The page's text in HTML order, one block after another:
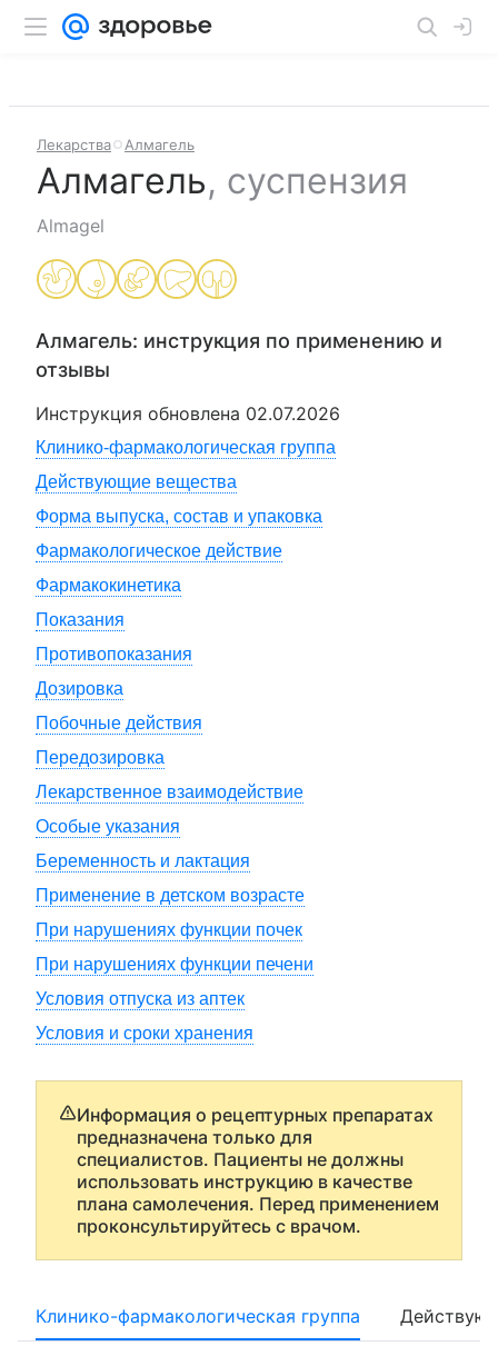
Лекарства Алмагель
Алмагель, суспензия
Almagel
Алмагель: инструкция по применению и
отзывы
Инструкция обновлена 02.07.2026
Клинико-фармакологическая группа
Действующие вещества
Форма выпуска, состав и упаковка
Фармакологическое действие
Фармакокинетика
Показания
Противопоказания
Дозировка
Побочные действия
Передозировка
Лекарственное взаимодействие
Особые указания
Беременность и лактация
Применение в детском возрасте
При нарушениях функции почек
При нарушениях функции печени
Условия отпуска из аптек
Условия и сроки хранения
Информация о рецептурных препаратах
предназначена только для
специалистов. Пациенты не должны
использовать инструкцию в качестве
плана самолечения. Перед применением
проконсультируйтесь с врачом.
Клинико-фармакологическая группа